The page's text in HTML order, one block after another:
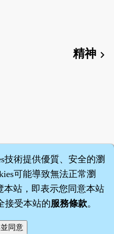
精神chevron_right
©2008～2026
技術提供優質、安全的瀏
可能導致無法正常瀏
本站，即表示您同意本站
接受本站的服務條款。